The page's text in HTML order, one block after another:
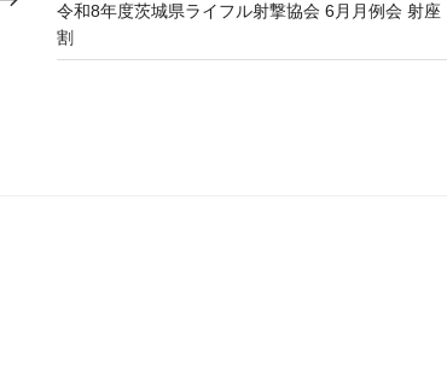
令和8年度茨城県ライフル射撃協会 6月月例会 射座
割